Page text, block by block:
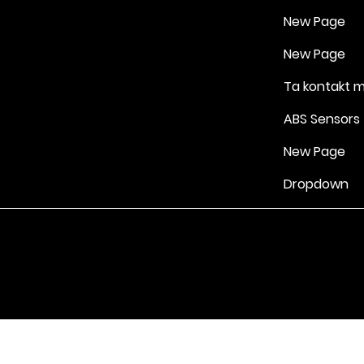
New Page
New Page
Ta kontakt
ABS Sensors
New Page
Dropdown